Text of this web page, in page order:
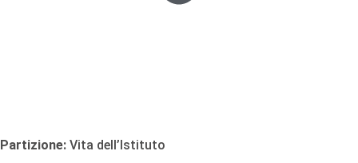
Partizione: Vita dell’Istituto